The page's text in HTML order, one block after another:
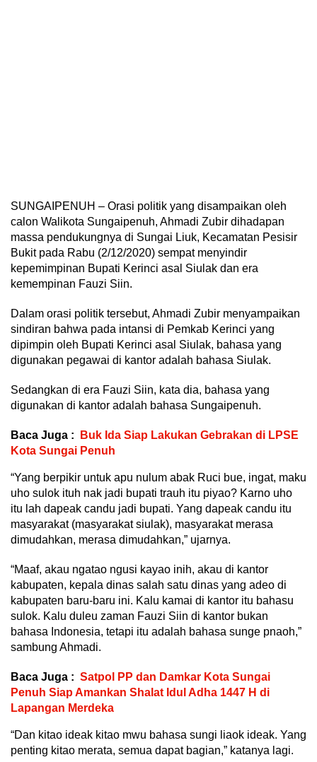
SUNGAIPENUH – Orasi politik yang disampaikan oleh
calon Walikota Sungaipenuh, Ahmadi Zubir dihadapan
massa pendukungnya di Sungai Liuk, Kecamatan Pesisir
Bukit pada Rabu (2/12/2020) sempat menyindir
kepemimpinan Bupati Kerinci asal Siulak dan era
kemempinan Fauzi Siin.
Dalam orasi politik tersebut, Ahmadi Zubir menyampaikan
sindiran bahwa pada intansi di Pemkab Kerinci yang
dipimpin oleh Bupati Kerinci asal Siulak, bahasa yang
digunakan pegawai di kantor adalah bahasa Siulak.
Sedangkan di era Fauzi Siin, kata dia, bahasa yang
digunakan di kantor adalah bahasa Sungaipenuh.
Baca Juga :
Buk Ida Siap Lakukan Gebrakan di LPSE
Kota Sungai Penuh
“Yang berpikir untuk apu nulum abak Ruci bue, ingat, maku
uho sulok ituh nak jadi bupati trauh itu piyao? Karno uho
itu lah dapeak candu jadi bupati. Yang dapeak candu itu
masyarakat (masyarakat siulak), masyarakat merasa
dimudahkan, merasa dimudahkan,” ujarnya.
“Maaf, akau ngatao ngusi kayao inih, akau di kantor
kabupaten, kepala dinas salah satu dinas yang adeo di
kabupaten baru-baru ini. Kalu kamai di kantor itu bahasu
sulok. Kalu duleu zaman Fauzi Siin di kantor bukan
bahasa Indonesia, tetapi itu adalah bahasa sunge pnaoh,”
sambung Ahmadi.
Baca Juga : Satpol PP dan Damkar Kota Sungai
Penuh Siap Amankan Shalat Idul Adha 1447 H di
Lapangan Merdeka
“Dan kitao ideak kitao mwu bahasa sungi liaok ideak. Yang
penting kitao merata, semua dapat bagian,” katanya lagi.